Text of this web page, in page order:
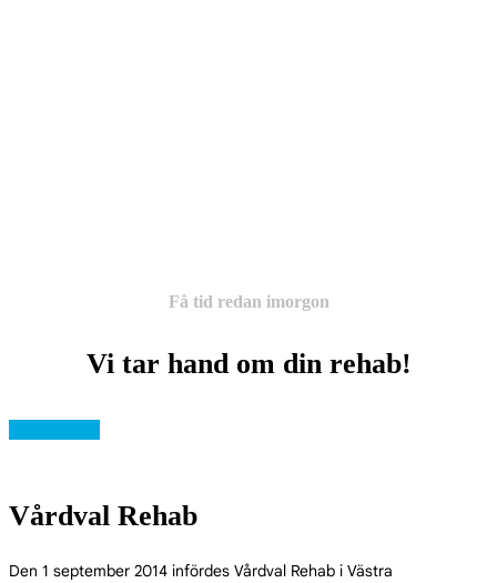
Få tid redan imorgon
Vi tar hand om din rehab!
Vårdval Rehab
Den 1 september 2014 infördes Vårdval Rehab i Västra